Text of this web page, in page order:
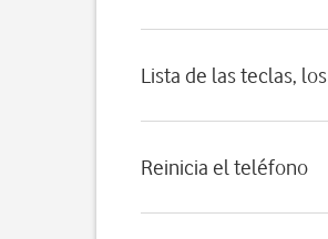
Lista de las teclas,
Reinicia el teléfono